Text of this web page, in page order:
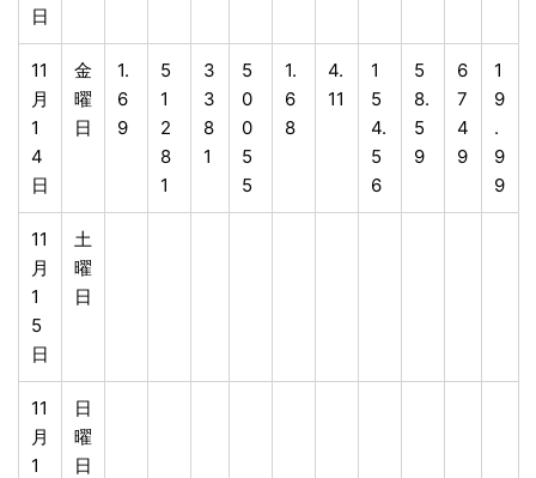
日
11
月
1
4
日
金
曜
日
1.
6
9
5
1
2
8
1
3
3
8
1
5
0
0
5
5
1.
6
8
4.
11
1
5
4.
5
6
5
8.
5
9
6
7
4
9
1
9
.
9
9
11
月
1
5
日
土
曜
日
11
月
1
日
曜
日